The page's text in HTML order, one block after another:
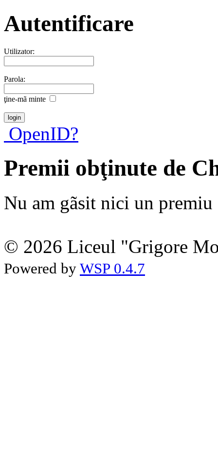
Autentificare
Utilizator:
Parola:
ţine-mã minte
OpenID?
Premii obţinute de
Nu am gãsit nici un premiu
© 2026 Liceul "Grigore
Powered by WSP 0.4.7